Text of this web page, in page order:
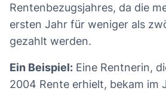
Rentenbezugsjahres, da die
ersten Jahr für weniger als
gezahlt werden.
Ein Beispiel: Eine Rentnerin,
2004 Rente erhielt, bekam im